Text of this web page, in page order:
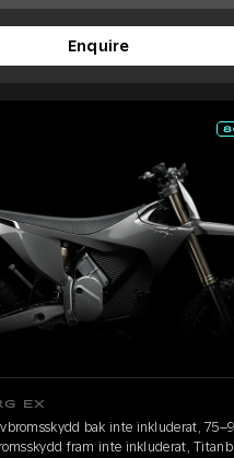
Enquire
EX
bak inte inkluderat,
fram inte inkluderat,